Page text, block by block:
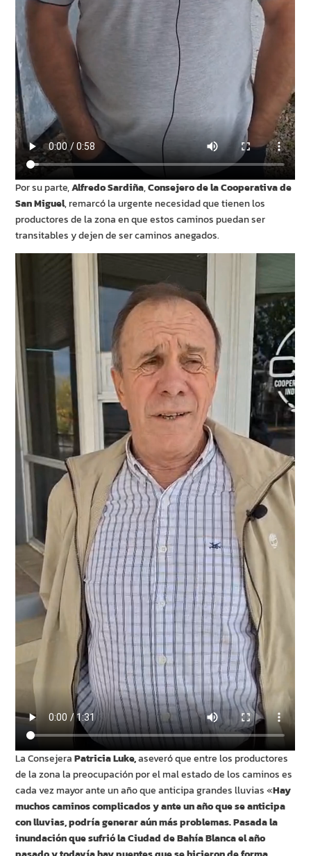
Por su parte,Alfredo Sardiña,Consejero de la Cooperativa de
San Miguel, remarcó la urgente necesidad que tienen los
productores de la zona en que estos caminos puedan ser
transitables y dejen de ser caminos anegados.
La ConsejeraPatricia Luke,aseveró que entre los productores
de la zona la preocupación por el mal estado de los caminos es
cada vez mayor ante un año que anticipa grandes lluvias «Hay
muchos caminos complicados y ante un año que se anticipa
con lluvias, podría generar aún más problemas. Pasada la
inundación que sufrió la Ciudad de Bahía Blanca el año